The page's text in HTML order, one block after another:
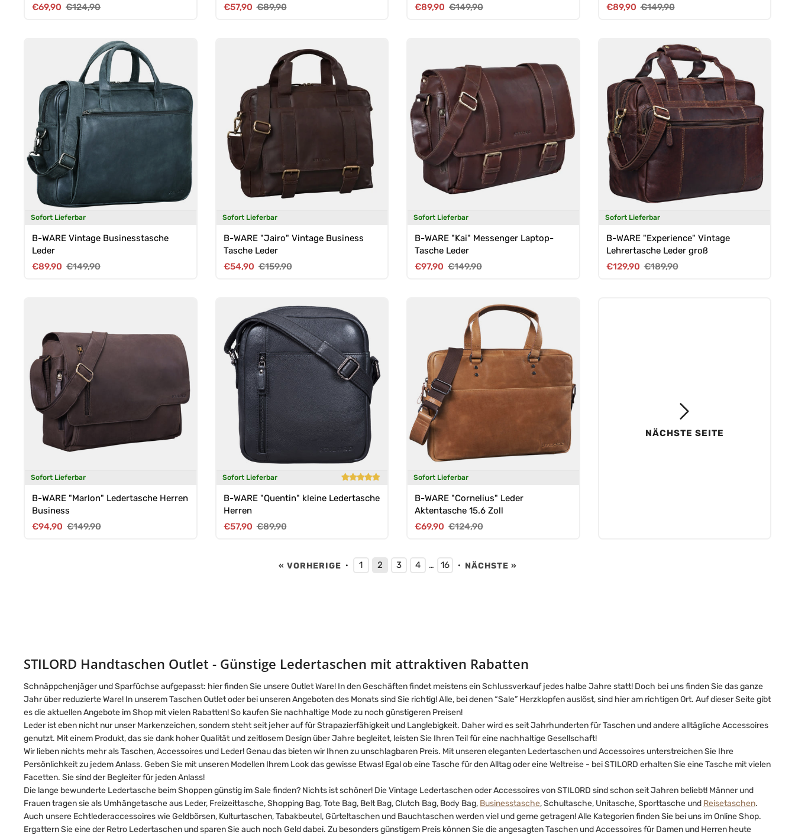
Verkaufspreis
€69,90 Normaler Preis
€124,90
Verkaufspreis
€57,90 Normaler Preis
€89,90
Verkaufspreis
€89,90 Normaler Preis
€149,90
Verkaufspreis
€89,90 Normaler Preis
€149,90
Sofort Lieferbar
B-WARE Vintage Businesstasche
Leder
Verkaufspreis
€89,90 Normaler Preis
€149,90
Sofort Lieferbar
B-WARE "Jairo" Vintage Business
Tasche Leder
Verkaufspreis
€54,90 Normaler Preis
€159,90
Sofort Lieferbar
B-WARE "Kai" Messenger Laptop-
Tasche Leder
Verkaufspreis
€97,90 Normaler Preis
€149,90
Sofort Lieferbar
B-WARE "Experience" Vintage
Lehrertasche Leder groß
Verkaufspreis
€129,90 Normaler Preis
€189,90
Sofort Lieferbar
B-WARE "Marlon" Ledertasche Herren
Business
Verkaufspreis
€94,90 Normaler Preis
€149,90
Sofort Lieferbar
B-WARE "Quentin" kleine Ledertasche
Herren
Verkaufspreis
€57,90 Normaler Preis
€89,90
Sofort Lieferbar
B-WARE "Cornelius" Leder
Aktentasche 15.6 Zoll
Verkaufspreis
€69,90 Normaler Preis
€124,90
NÄCHSTE SEITE
« VORHERIGE · 1 2 3 4 … 16 · NÄCHSTE »
STILORD Handtaschen Outlet - Günstige Ledertaschen mit attraktiven Rabatten
Schnäppchenjäger und Sparfüchse aufgepasst: hier finden Sie unsere Outlet Ware! In den Geschäften findet meistens ein Schlussverkauf jedes halbe Jahre statt! Doch bei uns finden Sie das ganze
Jahr über reduzierte Ware! In unserem Taschen Outlet oder bei unseren Angeboten des Monats sind Sie richtig! Alle, bei denen “Sale” Herzklopfen auslöst, sind hier am richtigen Ort. Auf dieser Seite gibt
es die aktuellen Angebote im Shop mit vielen Rabatten! So kaufen Sie nachhaltige Mode zu noch günstigeren Preisen!
Leder ist eben nicht nur unser Markenzeichen, sondern steht seit jeher auf für Strapazierfähigkeit und Langlebigkeit. Daher wird es seit Jahrhunderten für Taschen und andere alltägliche Accessoires
genutzt. Mit einem Produkt, das sie dank hoher Qualität und zeitlosem Design über Jahre begleitet, leisten Sie Ihren Teil für eine nachhaltige Gesellschaft!
Wir lieben nichts mehr als Taschen, Accessoires und Leder! Genau das bieten wir Ihnen zu unschlagbaren Preis. Mit unseren eleganten Ledertaschen und Accessoires unterstreichen Sie Ihre
Persönlichkeit zu jedem Anlass. Geben Sie mit unseren Modellen Ihrem Look das gewisse Etwas! Egal ob eine Tasche für den Alltag oder eine Weltreise - bei STILORD erhalten Sie eine Tasche mit vielen
Facetten. Sie sind der Begleiter für jeden Anlass!
Die lange bewunderte Ledertasche beim Shoppen günstig im Sale finden? Nichts ist schöner! Die Vintage Ledertaschen oder Accessoires von STILORD sind schon seit Jahren beliebt! Männer und
Frauen tragen sie als Umhängetasche aus Leder, Freizeittasche, Shopping Bag, Tote Bag, Belt Bag, Clutch Bag, Body Bag, Businesstasche, Schultasche, Unitasche, Sporttasche und Reisetaschen.
Auch unsere Echtlederaccessoires wie Geldbörsen, Kulturtaschen, Tabakbeutel, Gürteltaschen und Bauchtaschen werden viel und gerne getragen! Alle Kategorien finden Sie bei uns im Online Shop.
Ergattern Sie eine der Retro Ledertaschen und sparen Sie auch noch Geld dabei. Zu besonders günstigem Preis können Sie die angesagten Taschen und Accessoires für Damen und Herren heute